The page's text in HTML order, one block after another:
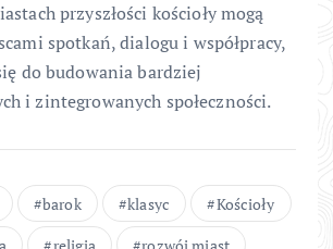
przyszłości kościoły mogą
spotkań, dialogu i współpracy,
do budowania bardziej
i zintegrowanych społeczności.
barok klasyc
Kościoły